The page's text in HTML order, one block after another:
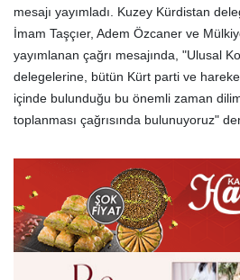
mesajı yayımladı. Kuzey Kürdistan
İmam Taşçıer, Adem Özcaner ve
yayımlanan çağrı mesajında, "Ulusal
delegelerine, bütün Kürt parti ve
içinde bulunduğu bu önemli zaman
toplanması çağrısında bulunuyoruz"